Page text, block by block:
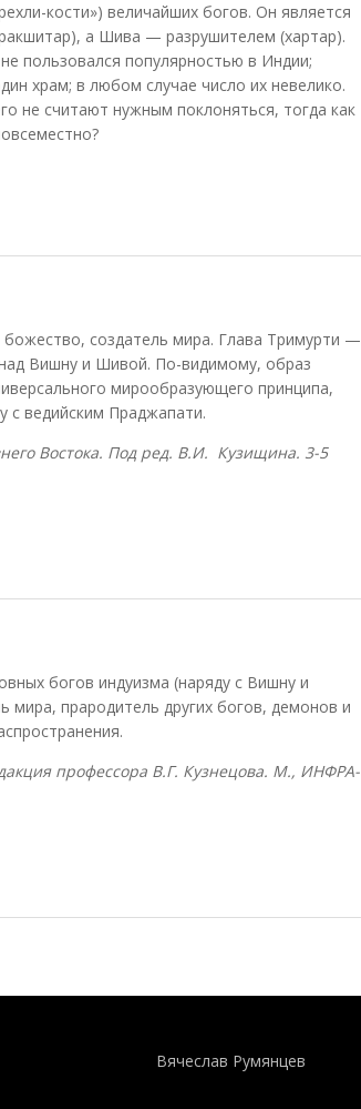
кости») величайших богов. Он является
а Шива — разрушителем (хартар).
пользовался популярностью в Индии;
храм; в любом случае число их невелико.
не считают нужным поклоняться, тогда как
создатель мира. Глава Тримурти —
Вишну и Шивой. По-видимому, образ
мирообразующего принципа,
с ведийским Праджапати.
Востока. Под ред. В.И. Кузищина. 3-5
богов индуизма (наряду с Вишну и
прародитель других богов, демонов и
профессора В.Г. Кузнецова. М., ИНФРА-
Вячеслав Румянцев